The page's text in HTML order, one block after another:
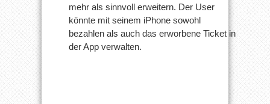
mehr als sinnvoll erweitern. Der User
könnte mit seinem iPhone sowohl
bezahlen als auch das erworbene Ticket in
der App verwalten.